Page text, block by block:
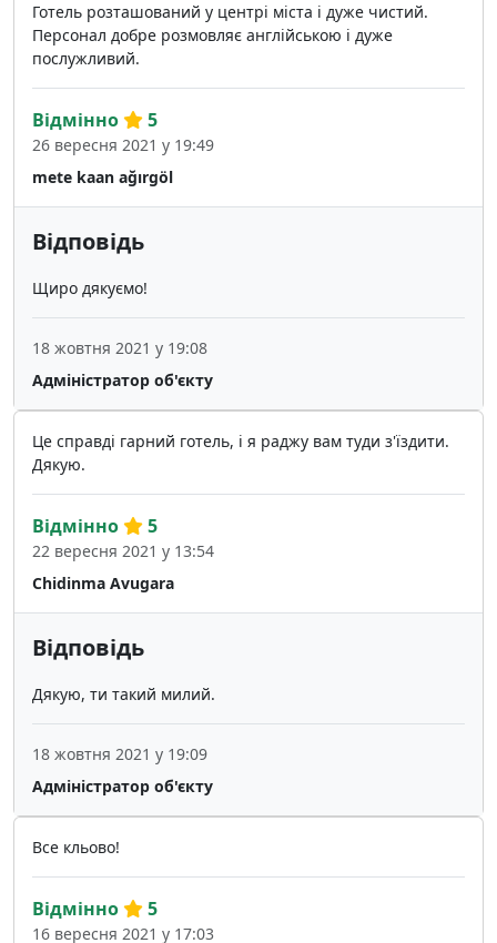
Готель розташований у центрі міста і дуже чистий.
Персонал добре розмовляє англійською і дуже
послужливий.
mete kaan ağırgöl
Відмінно 5
26 вересня 2021 у 19:49
Відповідь
Щиро дякуємо!
Адміністратор об'єкту
18 жовтня 2021 у 19:08
Це справді гарний готель, і я раджу вам туди з'їздити.
Дякую.
Chidinma Avugara
Відмінно 5
22 вересня 2021 у 13:54
Відповідь
Дякую, ти такий милий.
Адміністратор об'єкту
18 жовтня 2021 у 19:09
Все кльово!
Відмінно 5
16 вересня 2021 у 17:03